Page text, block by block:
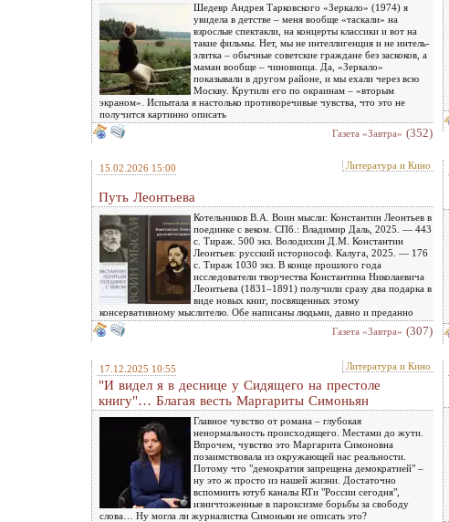
Шедевр Андрея Тарковского «Зеркало» (1974) я
увидела в детстве – меня вообще «таскали» на
взрослые спектакли, на концерты классики и вот на
такие фильмы. Нет, мы не интеллигенция и не интель-
элитка – обычные советские граждане без заскоков, а
маман вообще – чиновница. Да, «Зеркало»
показывали в другом районе, и мы ехали через всю
Москву. Крутили его по окраинам – «вторым
экраном». Испытала я настолько противоречивые чувства, что это не
получится картинно описать
Газета «Завтра» (352)
15.02.2026 15:00 Литература и Кино
Путь Леонтьева
Котельников В.А. Воин мысли: Константин Леонтьев в
поединке с веком. СПб.: Владимир Даль, 2025. — 443
с. Тираж. 500 экз. Володихин Д.М. Константин
Леонтьев: русский историософ. Калуга, 2025. — 176
с. Тираж 1030 экз. В конце прошлого года
исследователи творчества Константина Николаевича
Леонтьева (1831–1891) получили сразу два подарка в
виде новых книг, посвященных этому
консервативному мыслителю. Обе написаны людьми, давно и преданно
Газета «Завтра» (307)
17.12.2025 10:55 Литература и Кино
"И видел я в деснице у Сидящего на престоле
книгу"… Благая весть Маргариты Симоньян
Главное чувство от романа – глубокая
ненормальность происходящего. Местами до жути.
Впрочем, чувство это Маргарита Симоновна
позаимствовала из окружающей нас реальности.
Потому что "демократия запрещена демократией" –
ну это ж просто из нашей жизни. Достаточно
вспомнить ютуб каналы RTи "России сегодня",
изничтоженные в пароксизме борьбы за свободу
слова… Ну могла ли журналистка Симоньян не описать это?